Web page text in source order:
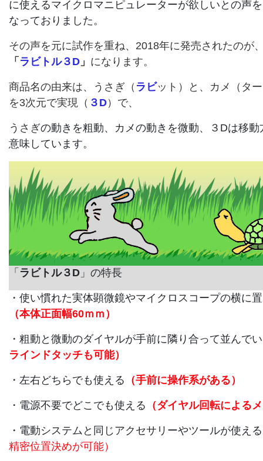
に使えるマイクロマニピュレーターが欲しいとの声
なっておりました。
その声を元に試作を重ね、2018年に発売されたのが
「 ラビトル３D 」 になります。
商品名の由来は、うさぎ（ ラビット）と、カメ（ター
を3次元で実現（ ３D）で、
うさぎの動きを粗動、カメの動きを微動、３Dは移
意味しています。
「 ラビトル３D 」の特長
・使い慣れた実体顕微鏡やマイクロスコープの横に
（本体正面幅60ｍｍ）
・粗動と微動のダイヤルが手前に隣り合って並んで
ラインドタッチも可能）
・左右どちらでも使える （手前に操作系がある）
・電源不要でどこでも使える （ダイヤル回転による
・電動システムと同じアクセサリーやツールが使える
精密位置決めが可能）